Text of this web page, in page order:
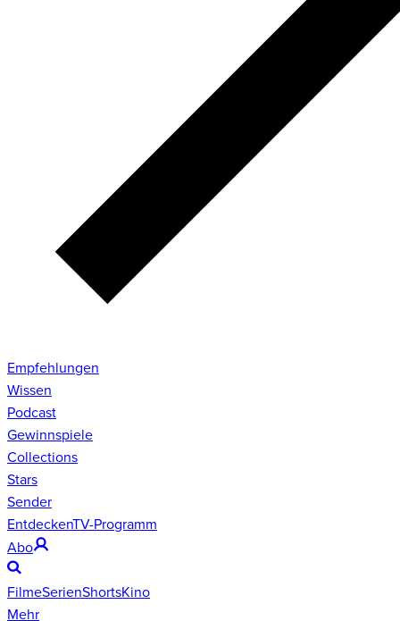
Empfehlungen
Wissen
Podcast
Gewinnspiele
Collections
Stars
Sender
EntdeckenTV-Programm
Abo
FilmeSerienShortsKino
Mehr